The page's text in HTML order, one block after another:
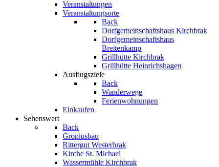
Veranstaltungen
Veranstaltungsorte
Back
Dorfgemeinschaftshaus Kirchbrak
Dorfgemeinschaftshaus
Breitenkamp
Grillhütte Kirchbrak
Grillhütte Heinrichshagen
Ausflugsziele
Back
Wanderwege
Ferienwohnungen
Einkaufen
Sehenswert
Back
Gropiusbau
Rittergut Westerbrak
Kirche St. Michael
Wassermühle Kirchbrak